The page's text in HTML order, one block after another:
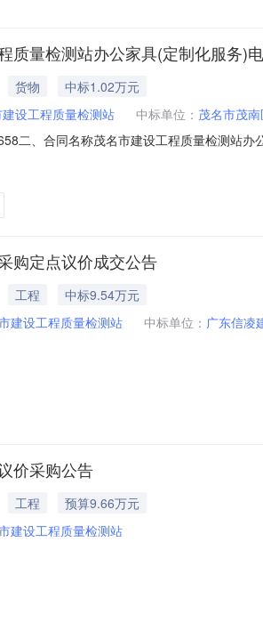
质量检测站办公家具(定制化服务)
货物
中标1.02万元
设工程质量检测站 中标单位： 茂名市茂
二、合同名称茂名市建设工程质量检测站
具商场地址：广东省茂名市茂南区高山联系
购定点议价成交公告
工程
中标9.54万元
建设工程质量检测站 中标单位： 广东信凌
价采购公告
工程
预算9.66万元
建设工程质量检测站